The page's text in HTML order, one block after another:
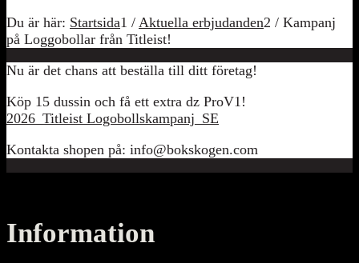
Du är här: Startsida1 / Aktuella erbjudanden2 / Kampanj
på Loggobollar från Titleist!
Nu är det chans att beställa till ditt företag!
Köp 15 dussin och få ett extra dz ProV1!
2026_Titleist Logobollskampanj_SE
Kontakta shopen på: info@bokskogen.com
Information